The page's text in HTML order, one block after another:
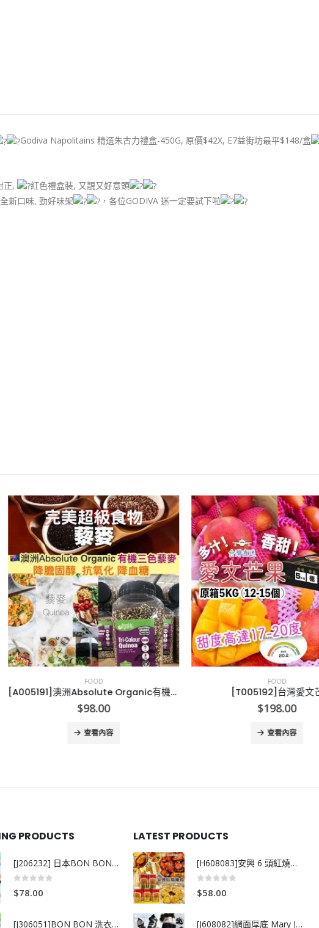
Godiva Napolitains 精選朱古力禮盒-450G, 原價$42X, E7益街坊最平$148/盒
正,
紅色禮盒裝, 又靚又好意頭
新口味, 勁好味架
，各位GODIVA 迷一定要試下啦
[A005191]澳洲Absolute Organic有機天然三色藜麥 (1.5kg) [T005192]台灣愛文芒
PRODUCTS
[J206232] 日本BON BON銀離子抗菌啫喱洗衣珠 (80粒)
$78.00
[J306051]BON BON 洗衣珠-牧場+爽+玫瑰葡萄-80粒
LATEST PRODUCTS
[H608083]安興 6 頭紅燒鮑魚
$58.00
[J608082]網面厚底 Mary June運動涼鞋